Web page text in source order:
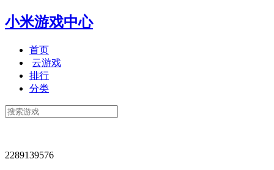
小米游戏中心
首页
云游戏
排行
分类
2289139576